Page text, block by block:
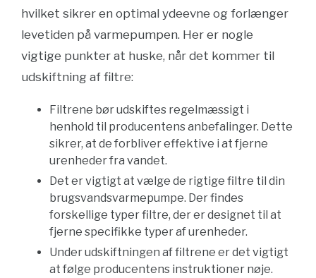
hvilket sikrer en optimal ydeevne og forlænger
levetiden på varmepumpen. Her er nogle
vigtige punkter at huske, når det kommer til
udskiftning af filtre:
Filtrene bør udskiftes regelmæssigt i
henhold til producentens anbefalinger. Dette
sikrer, at de forbliver effektive i at fjerne
urenheder fra vandet.
Det er vigtigt at vælge de rigtige filtre til din
brugsvandsvarmepumpe. Der findes
forskellige typer filtre, der er designet til at
fjerne specifikke typer af urenheder.
Under udskiftningen af filtrene er det vigtigt
at følge producentens instruktioner nøje.